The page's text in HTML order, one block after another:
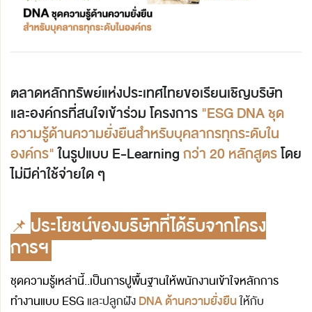
ตลาดหลักทรัพย์แห่งประเทศไทยขอเรียนเชิญบริษัท
และองค์กรที่สนใจเข้าร่วม โครงการ "ESG DNA ชุด
ความรู้ด้านความยั่งยืนสำหรับบุคลากรทุกระดับใน
องค์กร"ในรูปแบบ E-Learningกว่า 20 หลักสูตรโดย
ไม่มีค่าใช้จ่ายใด ๆ
📌ประโยชน์ของบริษัทที่ได้รับจากโครง
การฯ
ชุดความรู้เหล่านี้..เป็นการปูพื้นฐานให้พนักงานเข้าใจหลักการ
ทำงานแบบ ESG และปลูกฝังDNAด้านความยั่งยืนให้กับ